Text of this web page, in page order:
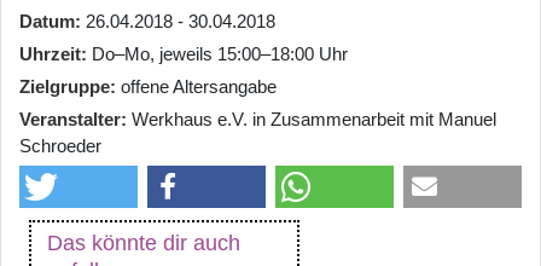
Datum 26.04.2018 - 30.04.2018
Uhrzeit Do–Mo, jeweils 15:00–18:00 Uhr
Zielgruppe offene Altersangabe
Veranstalter Werkhaus e.V. in Zusammenarbeit mit Manuel
Schroeder
Das könnte dir auch